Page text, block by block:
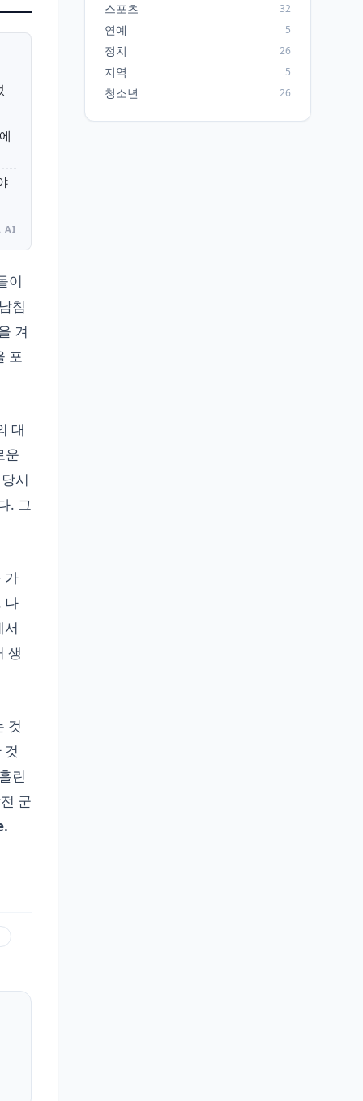
AI
이
침
겨
포
대
운
시
. 그
가
나
서
생
것
것
린
군
스포츠 32
연예 5
정치 26
지역 5
청소년 26